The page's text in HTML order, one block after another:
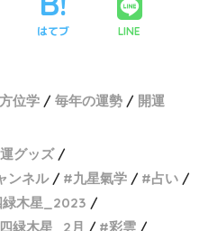
はてブ LINE
方位学 毎年の運勢
開運
グッズ
ンネル
九星氣学
占い
緑木星_2023
四緑木星_2月 彩雲